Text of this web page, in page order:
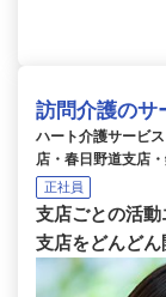
訪問介護のサ
ハート介護サービ
店・春日野道支店
正社員
支店ごとの活
支店をどんどん